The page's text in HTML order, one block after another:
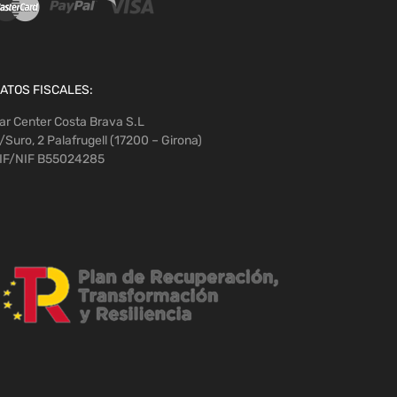
FISCALES:
Center Costa Brava S.L
Suro, 2 Palafrugell (17200 – Girona)
NIF B55024285